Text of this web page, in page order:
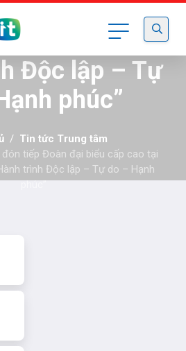
đại biểu cấp
lãm “80 năm
Độc lập – Tự
phúc”
Tin tức Trung tâm
đón tiếp Đoàn đại biểu cấp cao tại
trình Độc lập – Tự do – Hạnh
phúc”